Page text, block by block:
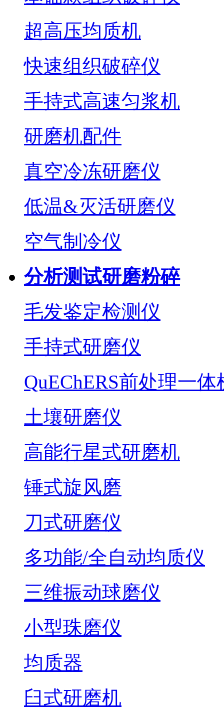
超高压均质机
快速组织破碎仪
手持式高速匀浆机
研磨机配件
真空冷冻研磨仪
低温&灭活研磨仪
空气制冷仪
分析测试研磨粉碎
毛发鉴定检测仪
手持式研磨仪
QuEChERS前处理一体
土壤研磨仪
高能行星式研磨机
锤式旋风磨
刀式研磨仪
多功能/全自动均质仪
三维振动球磨仪
小型珠磨仪
均质器
臼式研磨机